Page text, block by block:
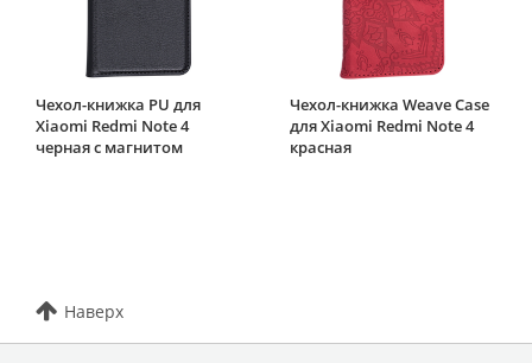
Чехол-книжка PU для
Xiaomi Redmi Note 4
черная с магнитом
Чехол-книжка Weave Case
для Xiaomi Redmi Note 4
красная
Наверх